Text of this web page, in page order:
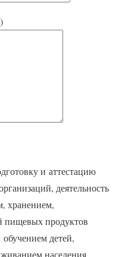
и аттестацию
деятельность
хранением,
пищевых продуктов
детей,
населения.